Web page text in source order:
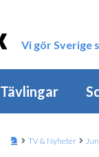
Vi gör Sverige
Tävlingar
TV & Nyheter